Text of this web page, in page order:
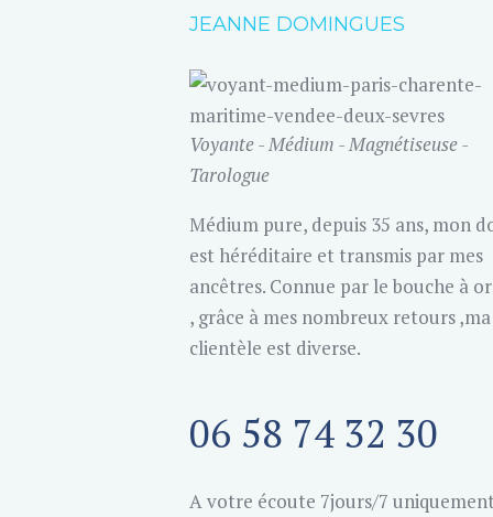
JEANNE DOMINGUES
Voyante - Médium - Magnétiseuse -
Tarologue
Médium pure, depuis 35 ans, mon
est héréditaire et transmis par mes
ancêtres. Connue par le bouche à
, grâce à mes nombreux retours ,ma
clientèle est diverse.
06 58 74 32 30
A votre écoute 7jours/7